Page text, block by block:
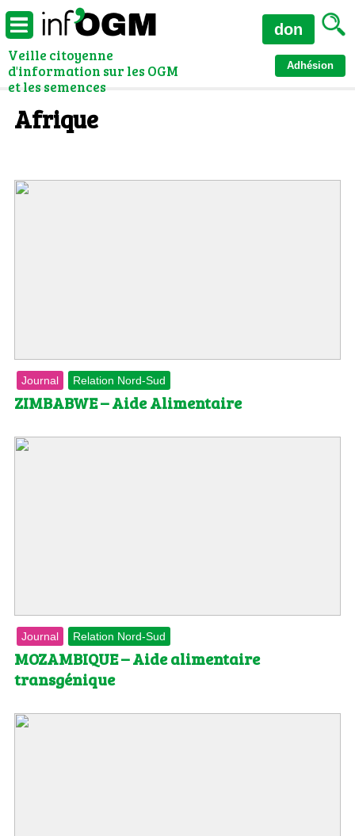
Veille citoyenne
d'information sur les OGM
et les semences
Adhésion
don
Afrique
Journal Relation Nord-Sud
ZIMBABWE – Aide Alimentaire
Journal Relation Nord-Sud
MOZAMBIQUE – Aide alimentaire
transgénique